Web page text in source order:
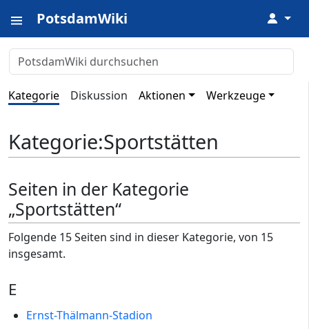
PotsdamWiki ↓
Kategorie Diskussion Aktionen Werkzeuge
Kategorie:Sportstätten
Seiten in der Kategorie
„Sportstätten“
Folgende 15 Seiten sind in dieser Kategorie, von 15
insgesamt.
E
Ernst-Thälmann-Stadion